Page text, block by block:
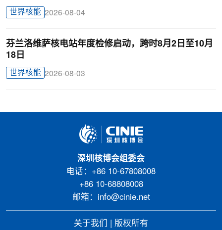
世界核能 2026-08-04
芬兰洛维萨核电站年度检修启动，跨时8月2日至10月
18日
世界核能 2026-08-03
深圳核博会组委会
电话：+86 10-67808008
+86 10-68808008
邮箱：info@cinie.net
关于我们 版权所有